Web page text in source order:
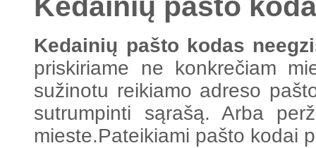
Kedainių pašto kodas
priskiriame ne konkrečiam
sužinotu reikiamo adreso
sutrumpinti sąrašą. Arba
mieste.Pateikiami pašto kodai